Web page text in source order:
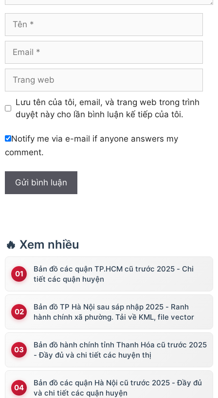
Hậu Giang
Hưng Yên
Khánh Hòa
Vĩnh Phúc
web
Lưu tên của tôi, email, và trang web trong trình
duyệt này cho lần bình luận kế tiếp của tôi.
Notify me via e-mail if anyone answers my
comment.
🔥 Xem nhiều
Bản đồ các quận TP.HCM cũ trước 2025 - Chi
tiết các quận huyện
Bản đồ TP Hà Nội sau sáp nhập 2025 - Ranh
hành chính xã phường. Tải về KML, file vector
Bản đồ hành chính tỉnh Thanh Hóa cũ trước 2025
- Đầy đủ và chi tiết các huyện thị
Bản đồ các quận Hà Nội cũ trước 2025 - Đầy đủ
và chi tiết các quận huyện